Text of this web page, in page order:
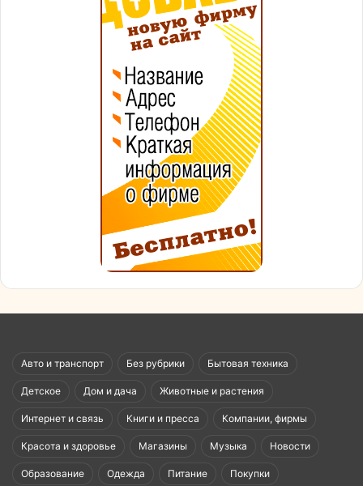
Авто и транспорт Без рубрики Бытовая техника
Детское Дом и дача Животные и растения
Интернет и связь Книги и пресса Компании, фирмы
Красота и здоровье Магазины Музыка Новости
Образование Одежда Питание Покупки